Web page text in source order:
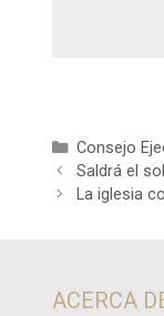
Categorías
Consejo
Saldrá el
La iglesia
ACERCA